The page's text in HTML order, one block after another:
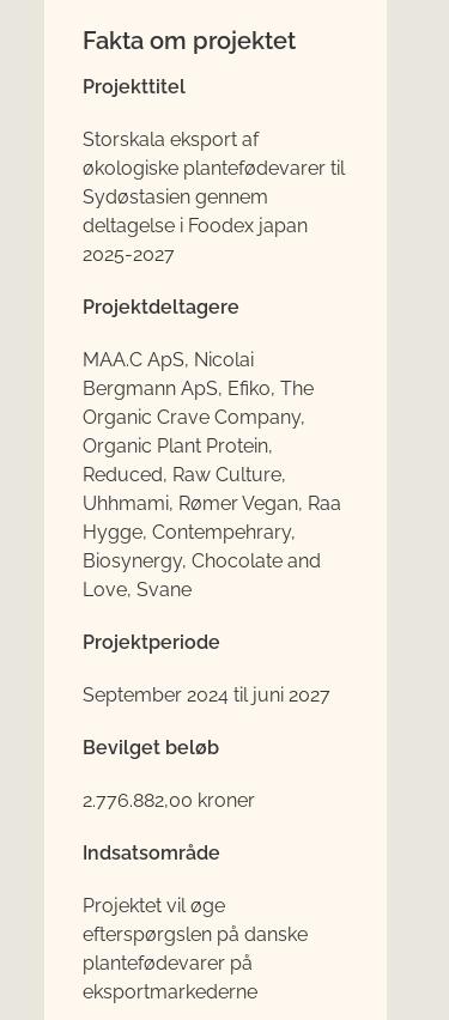
Fakta om projektet
Projekttitel
Storskala eksport af
økologiske plantefødevarer til
Sydøstasien gennem
deltagelse i Foodex japan
2025-2027
Projektdeltagere
MAA.C ApS, Nicolai
Bergmann ApS, Efiko, The
Organic Crave Company,
Organic Plant Protein,
Reduced, Raw Culture,
Uhhmami, Rømer Vegan, Raa
Hygge, Contempehrary,
Biosynergy, Chocolate and
Love, Svane
Projektperiode
September 2024 til juni 2027
Bevilget beløb
2.776.882,00 kroner
Indsatsområde
Projektet vil øge
efterspørgslen på danske
plantefødevarer på
eksportmarkederne